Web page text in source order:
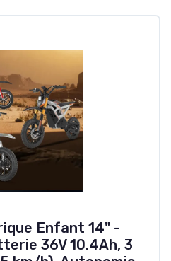
Enfant 14" -
36V 10.4Ah, 3